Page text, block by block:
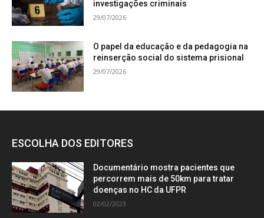
investigações criminais
29/07/2026
O papel da educação e da pedagogia na
reinserção social do sistema prisional
29/07/2026
ESCOLHA DOS EDITORES
Documentário mostra pacientes que
percorrem mais de 50km para tratar
doenças no HC da UFPR
02/02/2023